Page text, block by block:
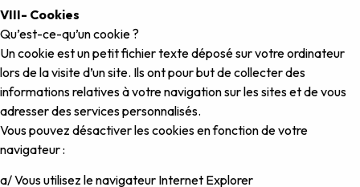
VIII- Cookies
Qu’est-ce-qu’un cookie ?
Un cookie est un petit fichier texte déposé sur votre ordinateur
lors de la visite d’un site. Ils ont pour but de collecter des
informations relatives à votre navigation sur les sites et de vous
adresser des services personnalisés.
Vous pouvez désactiver les cookies en fonction de votre
navigateur :
a/ Vous utilisez le navigateur Internet Explorer